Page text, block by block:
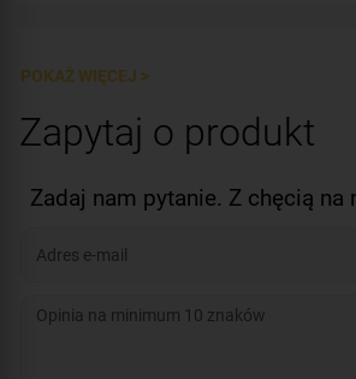
POKAŻ WIĘCEJ >
Zapytaj o produkt
Zadaj nam pytanie. Z chęcią na